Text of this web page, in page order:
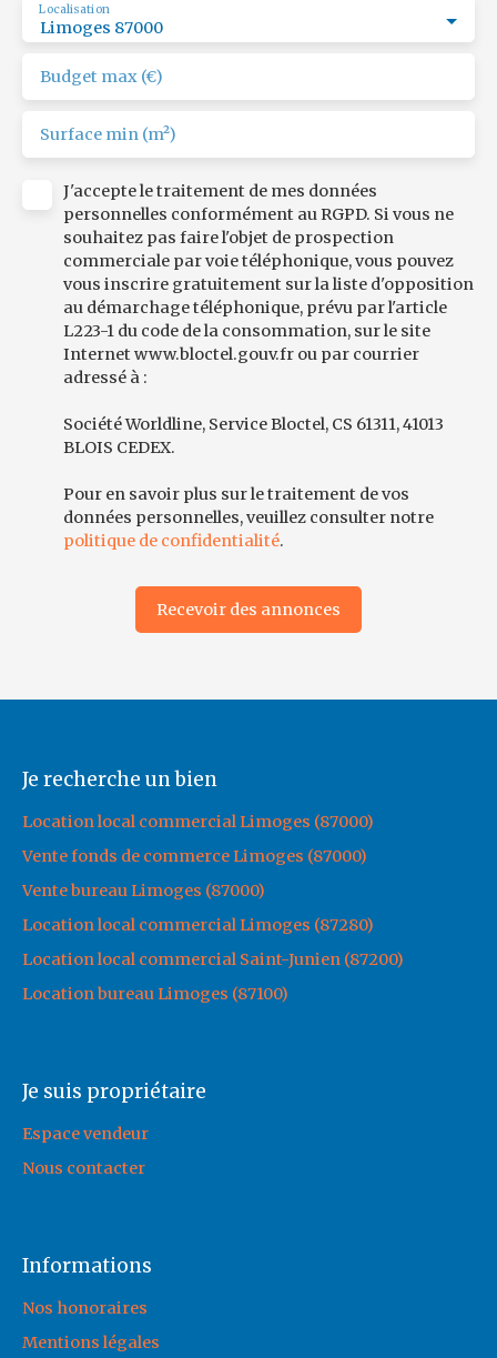
Limoges 87000
Localisation
Budget max (€)
Surface min (m²)
J'accepte le traitement de mes données
personnelles conformément au RGPD. Si vous ne
souhaitez pas faire l'objet de prospection
commerciale par voie téléphonique, vous pouvez
vous inscrire gratuitement sur la liste d'opposition
au démarchage téléphonique, prévu par l'article
L223-1 du code de la consommation, sur le site
Internet www.bloctel.gouv.fr ou par courrier
adressé à :
Société Worldline, Service Bloctel, CS 61311, 41013
BLOIS CEDEX.
Pour en savoir plus sur le traitement de vos
données personnelles, veuillez consulter notre
politique de confidentialité.
Recevoir des annonces
Je recherche un bien
Location local commercial Limoges (87000)
Vente fonds de commerce Limoges (87000)
Vente bureau Limoges (87000)
Location local commercial Limoges (87280)
Location local commercial Saint-Junien (87200)
Location bureau Limoges (87100)
Je suis propriétaire
Espace vendeur
Nous contacter
Informations
Nos honoraires
Mentions légales